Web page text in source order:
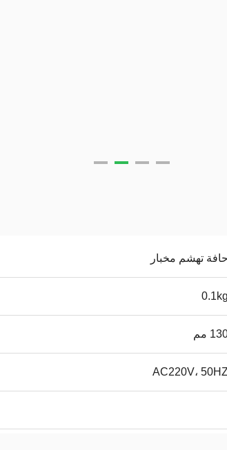
حافة تهشم مخبار
0.1kg
مم
AC220V، 50HZ